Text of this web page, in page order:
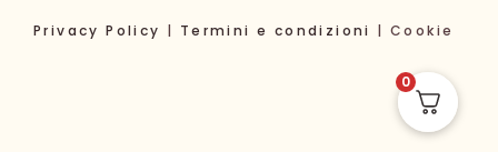
Privacy Policy | Termini e condizioni | Cookie
0